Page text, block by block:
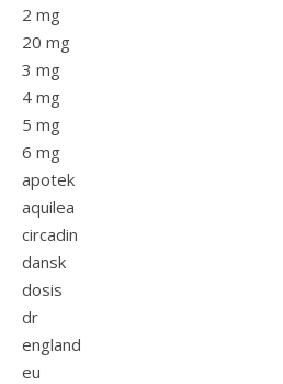
2 mg
20 mg
3 mg
4 mg
5 mg
6 mg
apotek
aquilea
circadin
dansk
dosis
dr
england
eu